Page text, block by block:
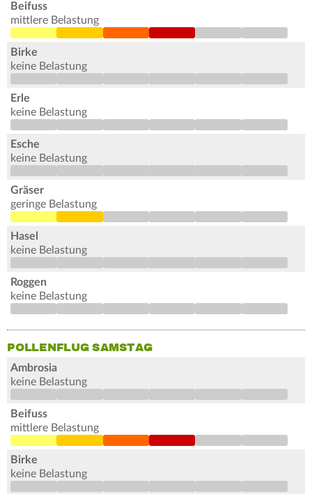
Beifuss
mittlere Belastung
Birke
keine Belastung
Erle
keine Belastung
Esche
keine Belastung
Gräser
geringe Belastung
Hasel
keine Belastung
Roggen
keine Belastung
POLLENFLUG SAMSTAG
Ambrosia
keine Belastung
Beifuss
mittlere Belastung
Birke
keine Belastung